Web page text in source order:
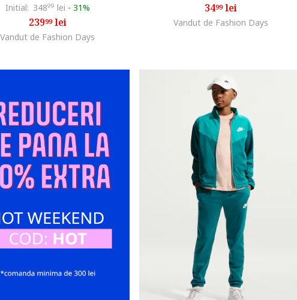
Initial: 34899 lei - 31%
23999lei
Vandut de Fashion Days
3499lei
Vandut de Fashion Days